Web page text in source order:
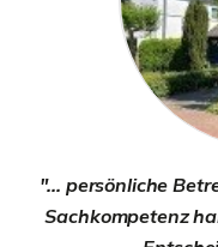
"... persönliche
Sachkompetenz